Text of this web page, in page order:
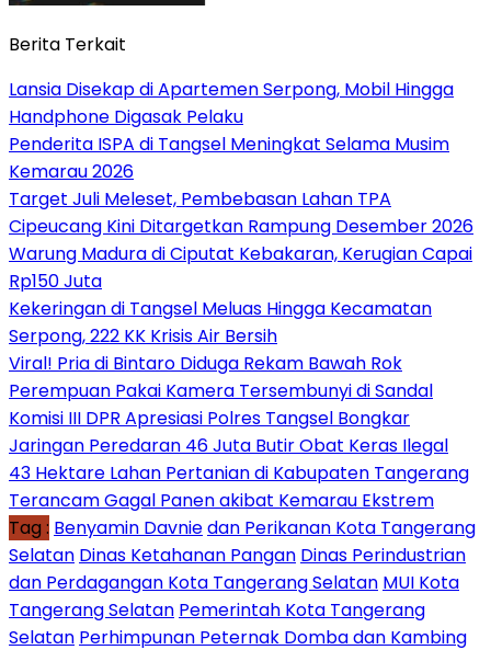
Berita Terkait
Lansia Disekap di Apartemen Serpong, Mobil Hingga
Handphone Digasak Pelaku
Penderita ISPA di Tangsel Meningkat Selama Musim
Kemarau 2026
Target Juli Meleset, Pembebasan Lahan TPA
Cipeucang Kini Ditargetkan Rampung Desember 2026
Warung Madura di Ciputat Kebakaran, Kerugian Capai
Rp150 Juta
Kekeringan di Tangsel Meluas Hingga Kecamatan
Serpong, 222 KK Krisis Air Bersih
Viral! Pria di Bintaro Diduga Rekam Bawah Rok
Perempuan Pakai Kamera Tersembunyi di Sandal
Komisi III DPR Apresiasi Polres Tangsel Bongkar
Jaringan Peredaran 46 Juta Butir Obat Keras Ilegal
43 Hektare Lahan Pertanian di Kabupaten Tangerang
Terancam Gagal Panen akibat Kemarau Ekstrem
Tag : Benyamin Davniedan Perikanan Kota Tangerang
Selatan Dinas Ketahanan Pangan Dinas Perindustrian
dan Perdagangan Kota Tangerang Selatan MUI Kota
Tangerang Selatan Pemerintah Kota Tangerang
Selatan Perhimpunan Peternak Domba dan Kambing